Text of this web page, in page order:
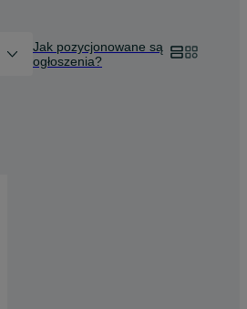
Jak pozycjonowane są
ogłoszenia?